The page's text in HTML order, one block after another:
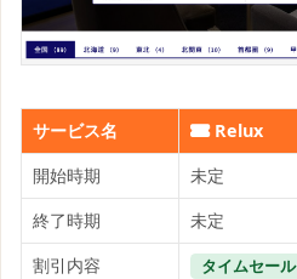
サービス名
Relux
開始時期
未定
終了時期
未定
割引内容
タイムセール